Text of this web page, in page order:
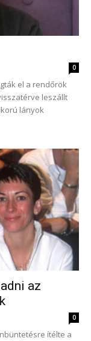
0
el a rendőrök
leszállt
lányok
az
0
ítélte a